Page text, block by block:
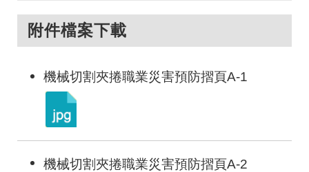
附件檔案下載
機械切割夾捲職業災害預防摺頁A-1
機械切割夾捲職業災害預防摺頁A-2